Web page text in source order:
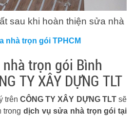
sau khi hoàn thiện sửa nhà
nhà trọn gói TPHCM
trọn gói Bình
TY XÂY DỰNG TLT
trênCÔNG TY XÂY DỰNG TLTsẽ
trong dịch vụ sửa nhà trọn gói tại